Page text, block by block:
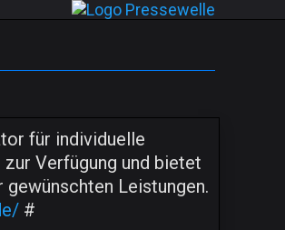
für individuelle
Verfügung und bietet
Leistungen.
#